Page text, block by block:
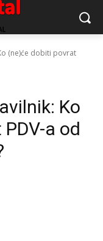
(ne)će dobiti povrat
Ko
a od